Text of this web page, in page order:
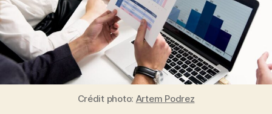
pourquoi
la
causalité
prime
sur
les
clics
?
Crédit photo: Artem Podrez